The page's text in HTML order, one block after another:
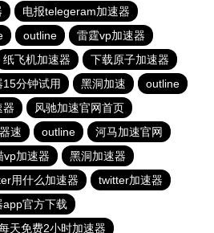
电报telegeram加速器
outline
雷霆vp加速器
纸飞机加速器
下载原子加速器
分钟试用 黑洞加速
outline
器
风驰加速官网首页
速 outline
河马加速官网
vp加速器
黑洞加速器
用什么加速器
twitter加速器
app官方下载
天免费2小时加速器